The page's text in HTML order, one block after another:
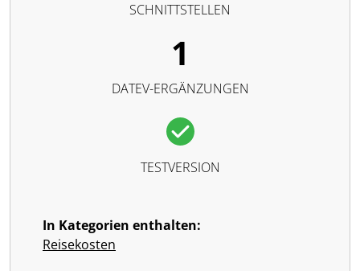
SCHNITTSTELLEN
1
DATEV-ERGÄNZUNGEN
TESTVERSION
In Kategorien enthalten:
Reisekosten